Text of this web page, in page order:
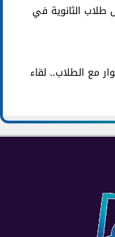
الثانوية في
مع الطلاب.. لقاء